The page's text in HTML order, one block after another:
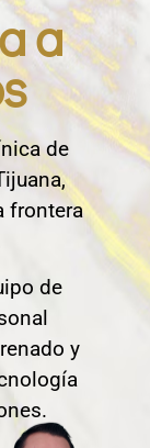
a
de
frontera
de
y